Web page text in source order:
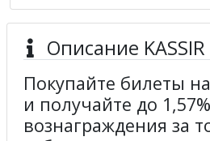
Описание KASSIR
Покупайте билеты
и получайте до 1,57%
вознаграждения за